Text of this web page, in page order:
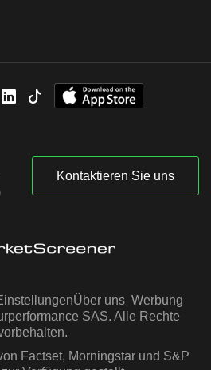
Kontaktieren Sie uns
Über uns Werbung
SAS. Alle Rechte
Factset, Morningstar und S&P